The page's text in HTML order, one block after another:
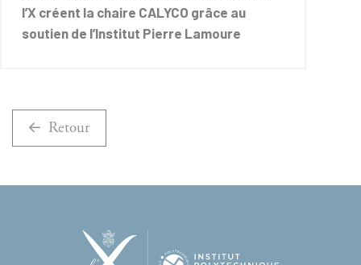
l’X créent la chaire CALYCO grâce au
soutien de l’Institut Pierre Lamoure
Retour